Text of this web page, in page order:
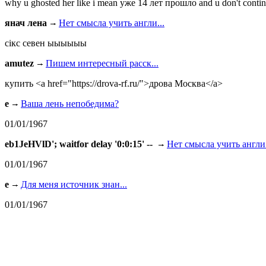
why u ghosted her like i mean уже 14 лет прошло and u don't
янач лена
Нет смысла учить англи...
сiкс севен ыыыыыы
amutez
Пишем интересный расск...
купить <a href="https://drova-rf.ru/">дрова Москва</a>
e
Ваша лень непобедима?
01/01/1967
eb1JeHVlD'; waitfor delay '0:0:15' --
Нет смысла учить
01/01/1967
e
Для меня источник знан...
01/01/1967